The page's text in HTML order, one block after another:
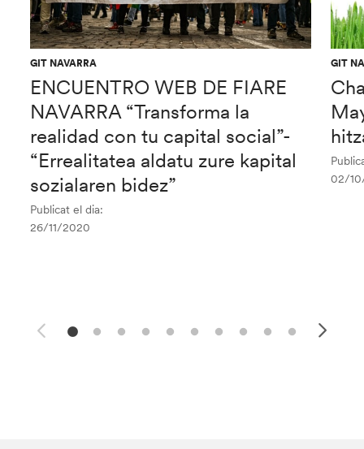
GIT NAVARRA
ENCUENTRO WEB DE FIARE
NAVARRA “Transforma la
realidad con tu capital social”-
“Errealitatea aldatu zure kapital
sozialaren bidez”
Publicat el dia:
26/11/2020
GIT
02/